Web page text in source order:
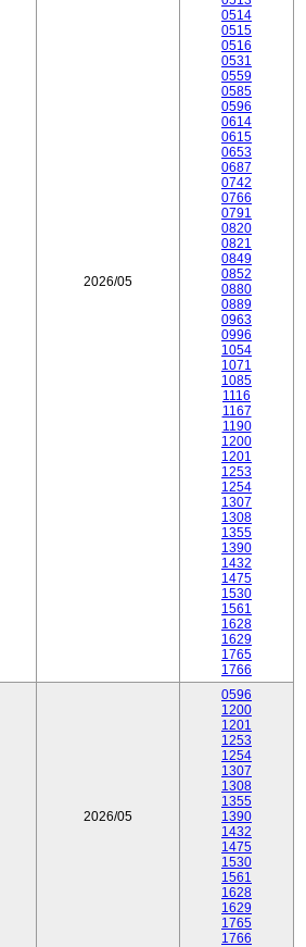
2026/05
0514
0515
0516
0531
0559
0585
0596
0614
0615
0653
0687
0742
0766
0791
0820
0821
0849
0852
0880
0889
0963
0996
1054
1071
1085
1116
1167
1190
1200
1201
1253
1254
1307
1308
1355
1390
1432
1475
1530
1561
1628
1629
1765
1766
2026/05
0596
1200
1201
1253
1254
1307
1308
1355
1390
1432
1475
1530
1561
1628
1629
1765
1766